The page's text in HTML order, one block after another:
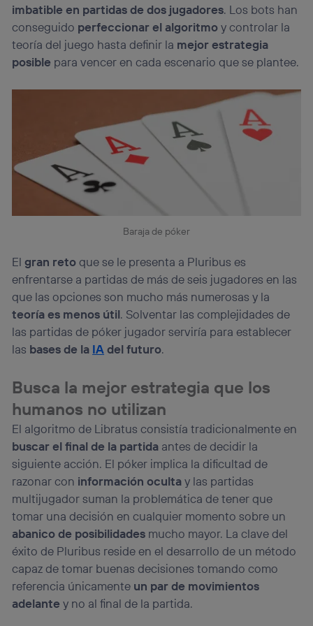
imbatible en partidas de dos jugadores. Los bots han
conseguido perfeccionar el algoritmoy controlar la
teoría del juego hasta definir la mejor estrategia
posible para vencer en cada escenario que se plantee.
Baraja de póker
Elgran retoque se le presenta a Pluribus es
enfrentarse a partidas de más de seis jugadores en las
que las opciones son mucho más numerosas y la
teoría es menos útil. Solventar las complejidades de
las partidas de póker jugador serviría para establecer
las bases de la IAdel futuro.
Busca la mejor estrategia que los
humanos no utilizan
El algoritmo de Libratus consistía tradicionalmente en
buscar el final de la partida antes de decidir la
siguiente acción. El póker implica la dificultad de
razonar con información ocultay las partidas
multijugador suman la problemática de tener que
tomar una decisión en cualquier momento sobre un
abanico de posibilidades mucho mayor. La clave del
éxito de Pluribus reside en el desarrollo de un método
capaz de tomar buenas decisiones tomando como
referencia únicamente un par de movimientos
adelante y no al final de la partida.
el marketing o análisis se realizará en función de las
actividades de navegación de los miembros del hogar
que hayan dado su consentimiento.
Si utilizas
, el marketing será más
personalizado, ya que se basará únicamente en la
Puedes gestionar los consentimientos Utiq seleccionando
“Administrar Utiq” en la parte inferior de esta página web o
portal de privacidad de Utiq
(“consenthub”)
. Para más información, consulta
política de privacidad de Utiq